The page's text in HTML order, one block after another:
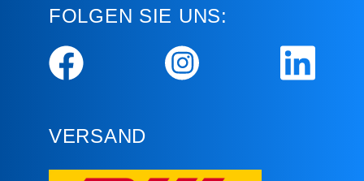
FOLGEN SIE UNS:
VERSAND